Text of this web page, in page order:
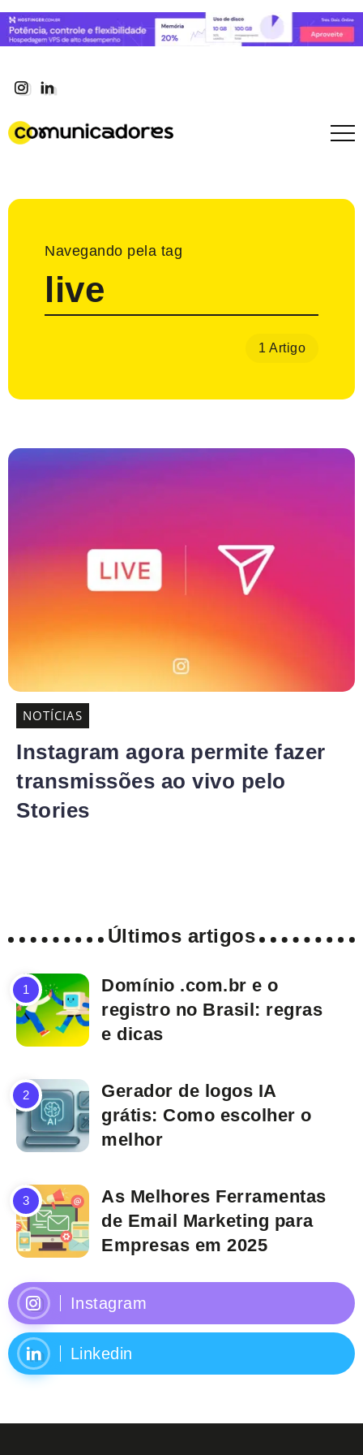
Navegando pela tag
live
1 Artigo
NOTÍCIAS
Instagram agora permite fazer
transmissões ao vivo pelo
Stories
Últimos artigos
Domínio .com.br e o
registro no Brasil: regras
e dicas
Gerador de logos IA
grátis: Como escolher o
melhor
As Melhores Ferramentas
de Email Marketing para
Empresas em 2025
Instagram
Linkedin